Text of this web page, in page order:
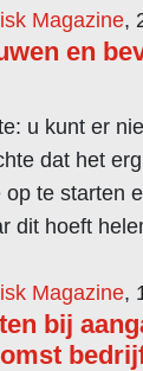
Magazine,
en
u kunt er
dat het
te starten
dit hoeft
Magazine,
bij